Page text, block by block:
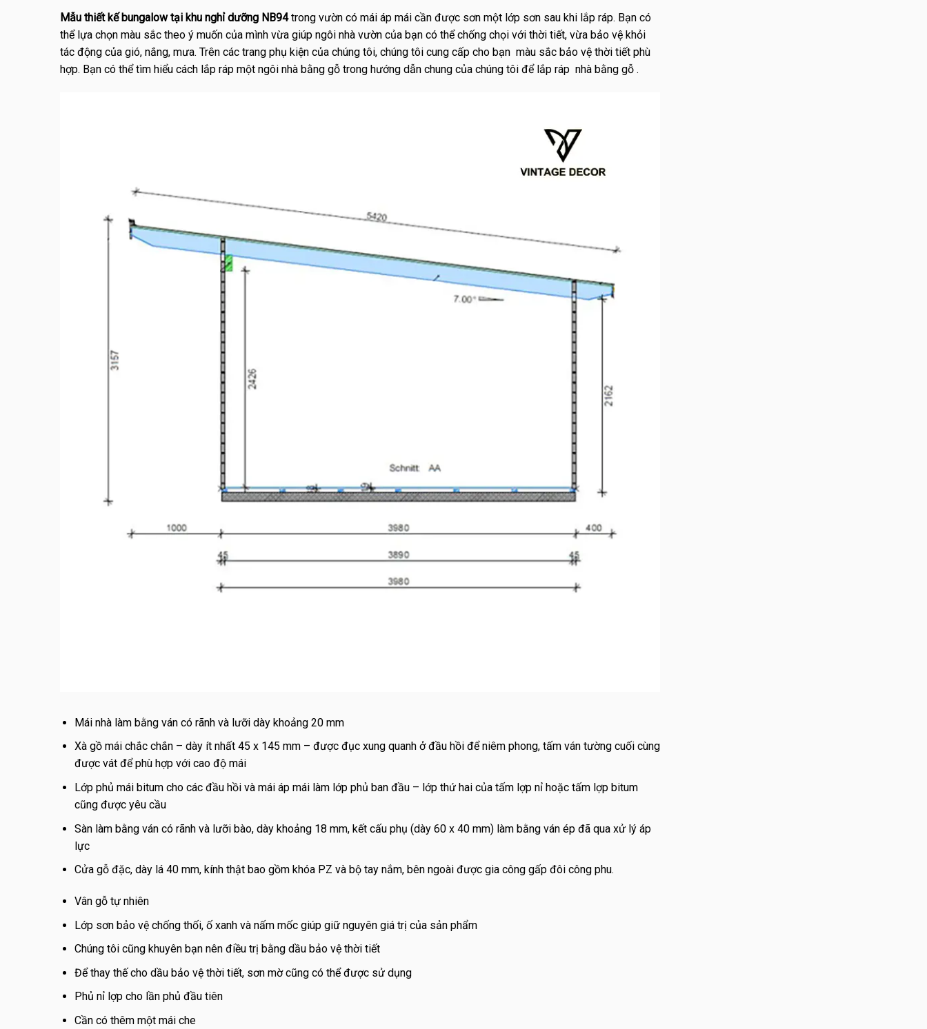
Mẫu thiết kế bungalow tại khu nghỉ dưỡng NB94trong vườn có mái áp mái cần được sơn một lớp sơn sau khi lắp ráp. Bạn có
thể lựa chọn màu sắc theo ý muốn của mình vừa giúp ngôi nhà vườn của bạn có thể chống chọi với thời tiết, vừa bảo vệ khỏi
tác động của gió, nắng, mưa. Trên các trang phụ kiện của chúng tôi, chúng tôi cung cấp cho bạn màu sắc bảo vệ thời tiết phù
hợp. Bạn có thể tìm hiểu cách lắp ráp một ngôi nhà bằng gỗ trong hướng dẫn chung của chúng tôi để lắp ráp nhà bằng gỗ .
Mái nhà làm bằng ván có rãnh và lưỡi dày khoảng 20 mm
Xà gồ mái chắc chắn – dày ít nhất 45 x 145 mm – được đục xung quanh ở đầu hồi để niêm phong, tấm ván tường cuối cùng
được vát để phù hợp với cao độ mái
Lớp phủ mái bitum cho các đầu hồi và mái áp mái làm lớp phủ ban đầu – lớp thứ hai của tấm lợp nỉ hoặc tấm lợp bitum
cũng được yêu cầu
Sàn làm bằng ván có rãnh và lưỡi bào, dày khoảng 18 mm, kết cấu phụ (dày 60 x 40 mm) làm bằng ván ép đã qua xử lý áp
lực
Cửa gỗ đặc, dày lá 40 mm, kính thật bao gồm khóa PZ và bộ tay nắm, bên ngoài được gia công gấp đôi công phu.
Vân gỗ tự nhiên
Lớp sơn bảo vệ chống thối, ố xanh và nấm mốc giúp giữ nguyên giá trị của sản phẩm
Chúng tôi cũng khuyên bạn nên điều trị bằng dầu bảo vệ thời tiết
Để thay thế cho dầu bảo vệ thời tiết, sơn mờ cũng có thể được sử dụng
Phủ nỉ lợp cho lần phủ đầu tiên
Cần có thêm một mái che